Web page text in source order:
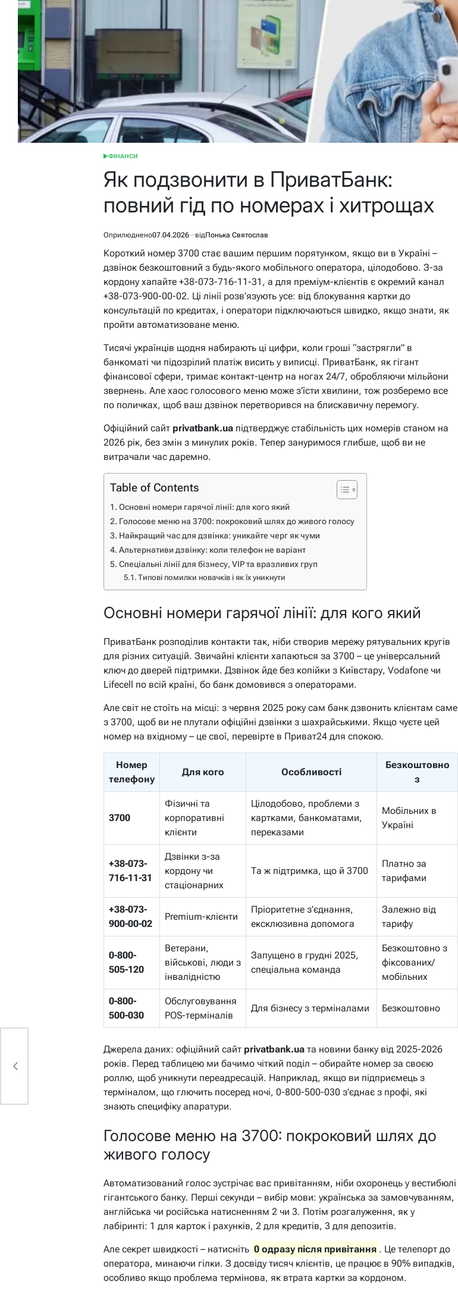
ОПУБЛІКУВАТИ
ФІНАНСИ
Як подзвонити в ПриватБанк:
повний гід по номерах і хитрощах
Оприлюднено07.04.2026 відПонька Святослав
Короткий номер 3700 стає вашим першим порятунком, якщо ви в Україні –
дзвінок безкоштовний з будь-якого мобільного оператора, цілодобово. З-за
кордону хапайте +38-073-716-11-31, а для преміум-клієнтів є окремий канал
+38-073-900-00-02. Ці лінії розв’язують усе: від блокування картки до
консультацій по кредитах, і оператори підключаються швидко, якщо знати, як
пройти автоматизоване меню.
Тисячі українців щодня набирають ці цифри, коли гроші “застрягли” в
банкоматі чи підозрілий платіж висить у виписці. ПриватБанк, як гігант
фінансової сфери, тримає контакт-центр на ногах 24/7, обробляючи мільйони
звернень. Але хаос голосового меню може з’їсти хвилини, тож розберемо все
по поличках, щоб ваш дзвінок перетворився на блискавичну перемогу.
Офіційний сайт privatbank.ua підтверджує стабільність цих номерів станом на
2026 рік, без змін з минулих років. Тепер зануримося глибше, щоб ви не
витрачали час даремно.
Table of Contents
Основні номери гарячої лінії: для кого який
Голосове меню на 3700: покроковий шлях до живого голосу
Найкращий час для дзвінка: уникайте черг як чуми
Альтернативи дзвінку: коли телефон не варіант
Спеціальні лінії для бізнесу, VIP та вразливих груп
Типові помилки новачків і як їх уникнути
Основні номери гарячої лінії: для кого який
ПриватБанк розподілив контакти так, ніби створив мережу рятувальних кругів
для різних ситуацій. Звичайні клієнти хапаються за 3700 – це універсальний
ключ до дверей підтримки. Дзвінок йде без копійки з Київстару, Vodafone чи
Lifecell по всій країні, бо банк домовився з операторами.
Але світ не стоїть на місці: з червня 2025 року сам банк дзвонить клієнтам саме
з 3700, щоб ви не плутали офіційні дзвінки з шахрайськими. Якщо чуєте цей
номер на вхідному – це свої, перевірте в Приват24 для спокою.
Номер
телефону
Для кого Особливості
Безкоштовно
з
3700
Фізичні та
корпоративні
клієнти
Цілодобово, проблеми з
картками, банкоматами,
переказами
Мобільних в
Україні
+38-073-
716-11-31
Дзвінки з-за
кордону чи
стаціонарних
Та ж підтримка, що й 3700
Платно за
тарифами
+38-073-
900-00-02
Premium-клієнти
Пріоритетне з’єднання,
ексклюзивна допомога
Залежно від
тарифу
0-800-
505-120
Ветерани,
військові, люди з
інвалідністю
Запущено в грудні 2025,
спеціальна команда
Безкоштовно з
фіксованих/
мобільних
0-800-
500-030
Обслуговування
POS-терміналів
Для бізнесу з терміналами Безкоштовно
Джерела даних: офіційний сайт privatbank.ua та новини банку від 2025-2026
років. Перед таблицею ми бачимо чіткий поділ – обирайте номер за своєю
роллю, щоб уникнути переадресацій. Наприклад, якщо ви підприємець з
терміналом, що глючить посеред ночі, 0-800-500-030 з’єднає з профі, які
знають специфіку апаратури.
Голосове меню на 3700: покроковий шлях до
живого голосу
Автоматизований голос зустрічає вас привітанням, ніби охоронець у вестибюлі
гігантського банку. Перші секунди – вибір мови: українська за замовчуванням,
англійська чи російська натисненням 2 чи 3. Потім розгалуження, як у
лабіринті: 1 для карток і рахунків, 2 для кредитів, 3 для депозитів.
Але секрет швидкості – натисніть 0 одразу після привітання . Це телепорт до
оператора, минаючи гілки. З досвіду тисяч клієнтів, це працює в 90% випадків,
особливо якщо проблема термінова, як втрата картки за кордоном.